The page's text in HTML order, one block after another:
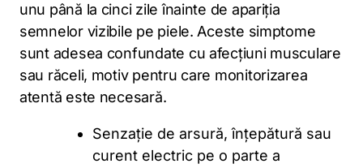
unu până la cinci zile înainte de apariția
semnelor vizibile pe piele. Aceste simptome
sunt adesea confundate cu afecțiuni musculare
sau răceli, motiv pentru care monitorizarea
atentă este necesară.
Senzație de arsură, înțepătură sau
curent electric pe o parte a